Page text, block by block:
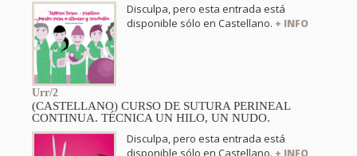
Disculpa, pero esta entrada está
disponible sólo en Castellano. + INFO
Urr/2
(CASTELLANO) CURSO DE SUTURA PERINEAL
CONTINUA. TÉCNICA UN HILO, UN NUDO.
Disculpa, pero esta entrada está
disponible sólo en Castellano. + INFO